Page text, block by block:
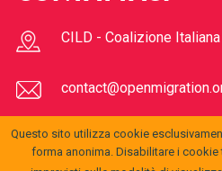
CILD - Coalizione
FOLLOW US
Questo sito utilizza cookie
forma anonima. Disabilitare i